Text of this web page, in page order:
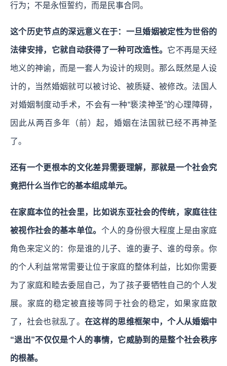
行为；不是永恒誓约，而是民事合同。
这个历史节点的深远意义在于：一旦婚姻被定性为世俗的
法律安排，它就自动获得了一种可改造性。 它不再是天经
地义的神谕，而是一套人为设计的规则。那么既然是人设
计的，当然婚姻就可以被讨论、被质疑、被修改。法国人
对婚姻制度动手术，不会有一种“亵渎神圣”的心理障碍，
因此从两百多年（前）起，婚姻在法国就已经不再神圣
了。
还有一个更根本的文化差异需要理解，那就是一个社会究
竟把什么当作它的基本组成单元。
在家庭本位的社会里，比如说东亚社会的传统，家庭往往
被视作社会的基本单位。 个人的身份很大程度上是由家庭
角色来定义的：你是谁的儿子、谁的妻子、谁的母亲。你
的个人利益常常需要让位于家庭的整体利益，比如你需要
为了家庭和睦去委屈自己，为了孩子要牺牲自己的个人发
展。家庭的稳定被直接等同于社会的稳定，如果家庭散
了，社会也就乱了。 在这样的思维框架中，个人从婚姻中
“退出”不仅仅是个人的事情，它威胁到的是整个社会秩序
的根基。